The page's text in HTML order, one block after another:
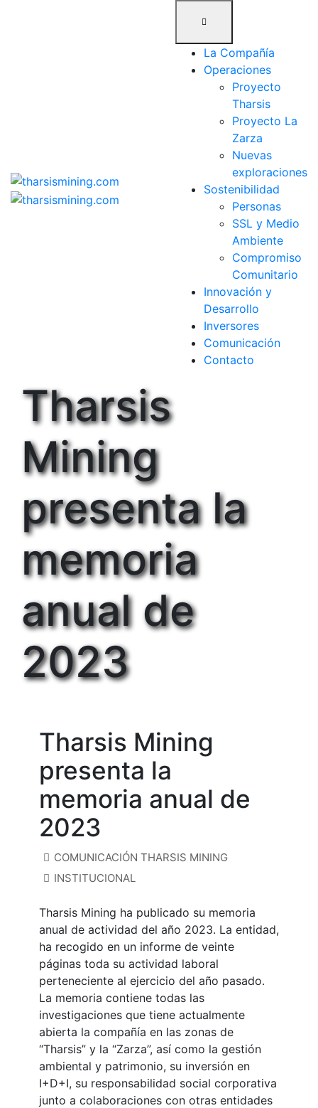
La Compañía
Operaciones
Proyecto
Tharsis
Proyecto La
Zarza
Nuevas
exploraciones
Sostenibilidad
Personas
SSL y Medio
Ambiente
Compromiso
Comunitario
Innovación y
Desarrollo
Inversores
Comunicación
Contacto
Tharsis
Mining
presenta la
memoria
anual de
2023
Tharsis Mining
presenta la
memoria anual de
2023
COMUNICACIÓN THARSIS MINING
INSTITUCIONAL
Tharsis Mining ha publicado su memoria
anual de actividad del año 2023. La entidad,
ha recogido en un informe de veinte
páginas toda su actividad laboral
perteneciente al ejercicio del año pasado.
La memoria contiene todas las
investigaciones que tiene actualmente
abierta la compañía en las zonas de
“Tharsis” y la “Zarza”, así como la gestión
ambiental y patrimonio, su inversión en
I+D+I, su responsabilidad social corporativa
junto a colaboraciones con otras entidades